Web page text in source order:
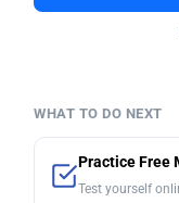
WHAT TO DO NEXT
Practice Free
Test yourself